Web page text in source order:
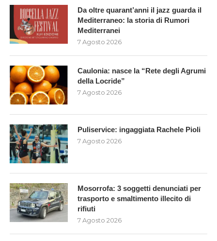
Da oltre quarant’anni il jazz guarda il
Mediterraneo: la storia di Rumori
Mediterranei
7 Agosto 2026
Caulonia: nasce la “Rete degli Agrumi
della Locride”
7 Agosto 2026
Puliservice: ingaggiata Rachele Pioli
7 Agosto 2026
Mosorrofa: 3 soggetti denunciati per
trasporto e smaltimento illecito di
rifiuti
7 Agosto 2026